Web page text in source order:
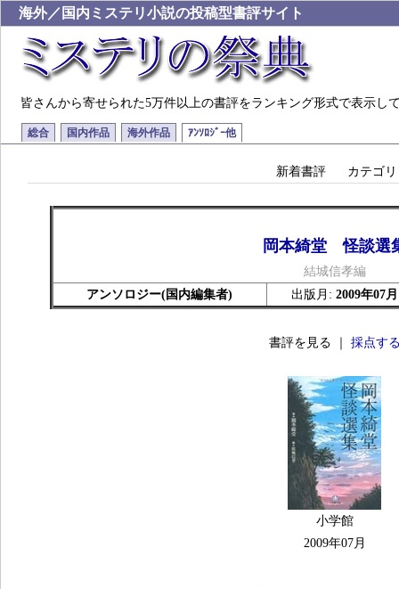
海外／国内ミステリ小説の投稿型書評サイト
皆さんから寄せられた5万件以上の書評をランキング形式で表示し
総合 国内作品 海外作品 ｱﾝｿﾛｼﾞｰ他
新着書評 カテゴリ
岡本綺堂 怪談選
結城信孝編
アンソロジー(国内編集者)
出版月: 2009年07月
書評を見る ｜ 採点す
小学館
2009年07月